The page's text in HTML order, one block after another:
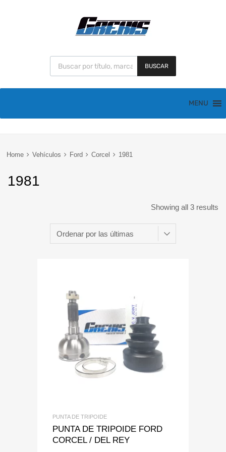
BUSCAR
MENU
Home Vehículos Ford Corcel 1981
1981
Showing all 3 results
Add to Wishlist
Add to Compare
PUNTA DE TRIPOIDE
PUNTA DE TRIPOIDE FORD
CORCEL / DEL REY